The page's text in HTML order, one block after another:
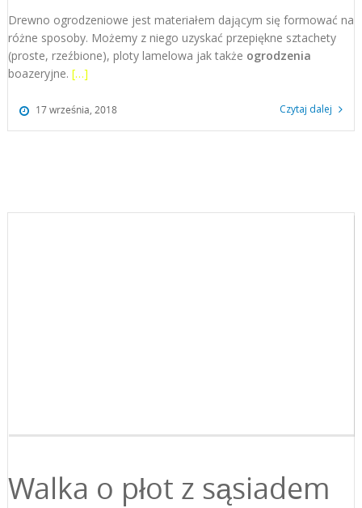
Drewno ogrodzeniowe jest materiałem dającym się formować na
różne sposoby. Możemy z niego uzyskać przepiękne sztachety
(proste, rzeźbione), ploty lamelowa jak także ogrodzenia
boazeryjne. […]
17 września, 2018 Czytaj dalej
Walka o płot z sąsiadem